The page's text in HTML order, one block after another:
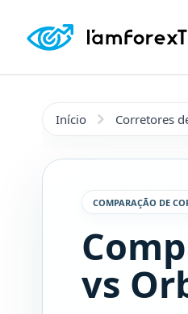
Início Corretores
COMPARAÇÃO DE
vs